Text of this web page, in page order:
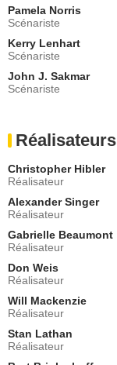
- 1 Episode :10
Michael Horton
Wally Donovan
- 1 Episode :
Dorothy Fielding
Sonia Steinmetz
Billie Young
Neva Patterson
Katherine Wellington
- 1 Episode :18
Deborah Wakeham
Sondra Jenkins
- 1 Episode :
Susan Strasberg
Miss Cooper
- 1 Episode :15
Mary Kate McGeehan
Soeur Natalie
- 1 Episode :
Pamela Norris
Scénariste
Kerry Lenhart
Scénariste
John J. Sakmar
Scénariste
Réalisateurs
Christopher Hibler
Réalisateur
Alexander Singer
Réalisateur
Gabrielle Beaumont
Réalisateur
Don Weis
Réalisateur
Will Mackenzie
Réalisateur
Stan Lathan
Réalisateur